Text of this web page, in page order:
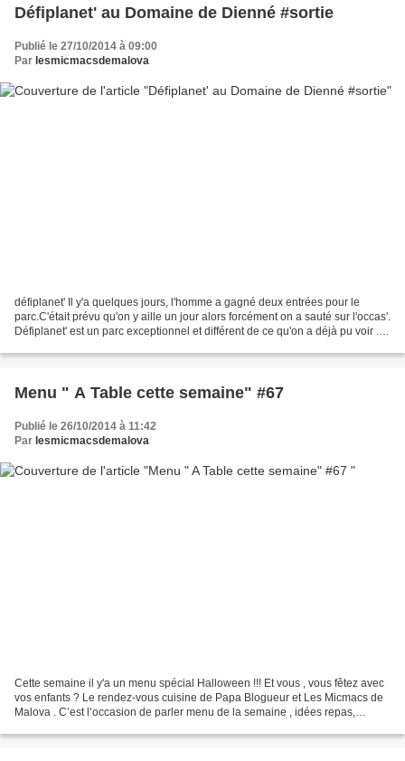
Défiplanet' au Domaine de Dienné #sortie
Publié le 27/10/2014 à 09:00
Par lesmicmacsdemalova
défiplanet' Il y'a quelques jours, l'homme a gagné deux entrées pour le
parc.C'était prévu qu'on y aille un jour alors forcément on a sauté sur l'occas'.
Défiplanet' est un parc exceptionnel et différent de ce qu'on a déjà pu voir .
Menu " A Table cette semaine" #67
Publié le 26/10/2014 à 11:42
Par lesmicmacsdemalova
Cette semaine il y'a un menu spécial Halloween !!! Et vous , vous fêtez avec
vos enfants ? Le rendez-vous cuisine de Papa Blogueur et Les Micmacs de
Malova . C’est l’occasion de parler menu de la semaine , idées repas,